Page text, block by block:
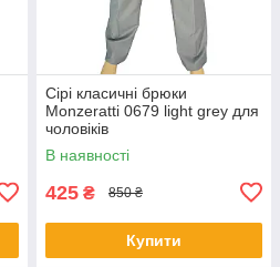
Сірі класичні брюки
Monzeratti 0679 light grey для
чоловіків
В наявності
425 ₴ 850 ₴
Купити